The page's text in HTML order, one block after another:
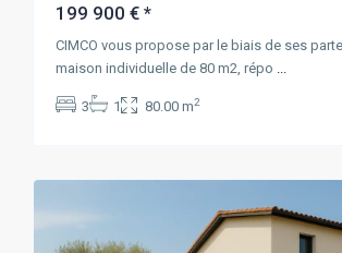
199 900 €*
CIMCO vous propose par le biais de ses
maison individuelle de 80 m2, répo
3 1 80.00 m2